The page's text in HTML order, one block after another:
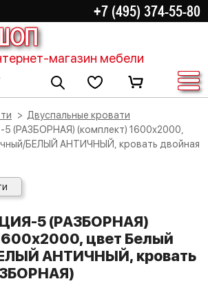
+7 (495) 374-55-80
магазин мебели
Двуспальные кровати
БЕЛЫЙ АНТИЧНЫЙ, кровать двойная
цвет Белый
АНТИЧНЫЙ, кровать